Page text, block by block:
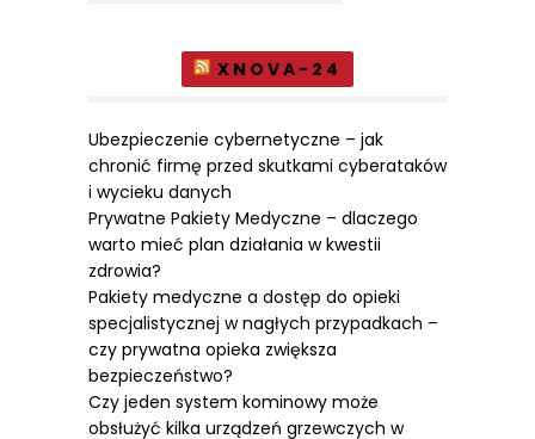
XNOVA-24
Ubezpieczenie cybernetyczne – jak
chronić firmę przed skutkami cyberataków
i wycieku danych
Prywatne Pakiety Medyczne – dlaczego
warto mieć plan działania w kwestii
zdrowia?
Pakiety medyczne a dostęp do opieki
specjalistycznej w nagłych przypadkach –
czy prywatna opieka zwiększa
bezpieczeństwo?
Czy jeden system kominowy może
obsłużyć kilka urządzeń grzewczych w